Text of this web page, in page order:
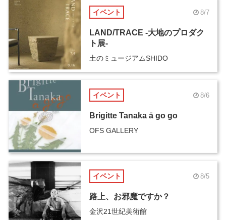
イベント 8/7
LAND/TRACE -大地のプロダク
ト展-
土のミュージアムSHIDO
イベント 8/6
Brigitte Tanaka ā go go
OFS GALLERY
イベント 8/5
路上、お邪魔ですか？
金沢21世紀美術館